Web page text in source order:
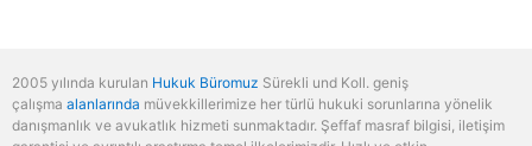
2005 yılında kurulan Hukuk Büromuz Sürekli und Koll. geniş
çalışma alanlarında müvekkillerimize her türlü hukuki sorunlarına yönelik
danışmanlık ve avukatlık hizmeti sunmaktadır. Şeffaf masraf bilgisi, iletişim